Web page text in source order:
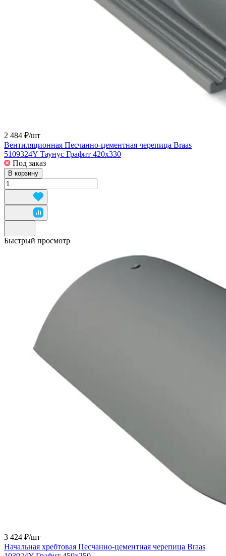
2 484 ₽/шт
Вентиляционная Песчанно-цементная черепица Braas
5109324Y Таунус Графит 420х330
Под заказ
В корзину
Быстрый просмотр
3 424 ₽/шт
Начальная хребтовая Песчанно-цементная черепица Braas